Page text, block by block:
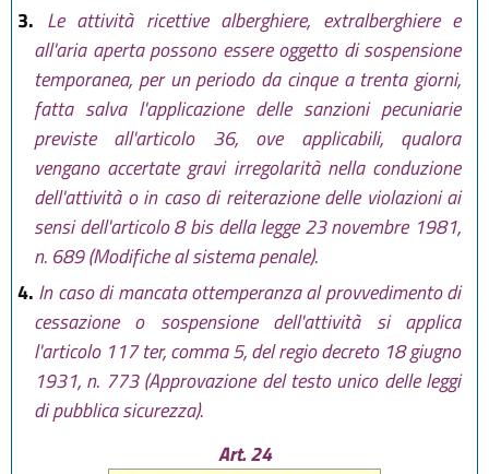
3. Le attività ricettive alberghiere, extralberghiere e
all'aria aperta possono essere oggetto di sospensione
temporanea, per un periodo da cinque a trenta giorni,
fatta salva l'applicazione delle sanzioni pecuniarie
previste all'articolo 36, ove applicabili, qualora
vengano accertate gravi irregolarità nella conduzione
dell'attività o in caso di reiterazione delle violazioni ai
sensi dell'articolo 8 bis della legge 23 novembre 1981,
n. 689 (Modifiche al sistema penale).
4. In caso di mancata ottemperanza al provvedimento di
cessazione o sospensione dell'attività si applica
l'articolo 117 ter, comma 5, del regio decreto 18 giugno
1931, n. 773 (Approvazione del testo unico delle leggi
di pubblica sicurezza).
Art. 24